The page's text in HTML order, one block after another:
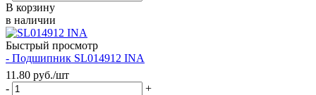
В корзину
в наличии
Быстрый просмотр
- Подшипник SL014912 INA
11.80 руб./шт
-
+